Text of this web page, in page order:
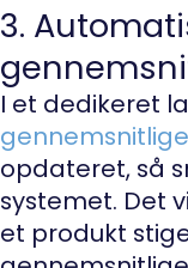
3.
I et dedikeret
opdateret, så
systemet. Det
et produkt